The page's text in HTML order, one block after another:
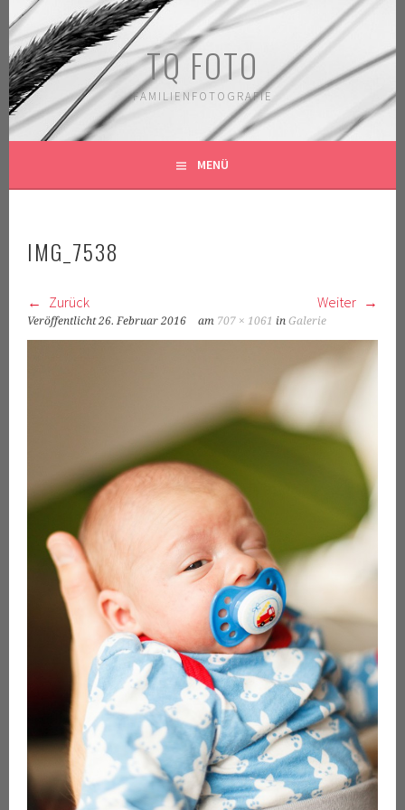
Springe
zum
Inhalt
TQ FOTO
FAMILIENFOTOGRAFIE
MENÜ
IMG_7538
Zurück Weiter
Veröffentlicht26. Februar 2016 am 707 × 1061 inGalerie